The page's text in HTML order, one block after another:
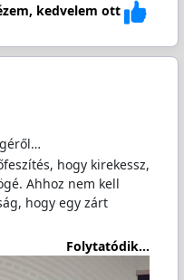
kedvelem ott
hogy kirekessz,
Ahhoz nem kell
hogy egy zárt
Folytatódik...